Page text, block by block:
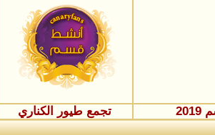
تجمع طيور الكناري